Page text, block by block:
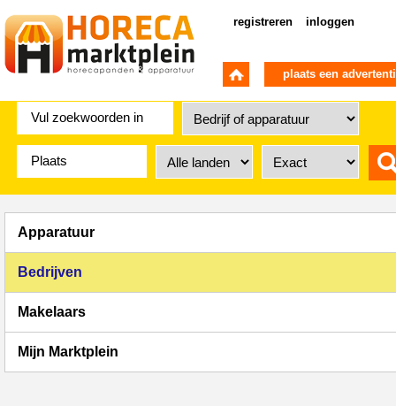
registreren inloggen
plaats een
Apparatuur
Bedrijven
Makelaars
Mijn Marktplein